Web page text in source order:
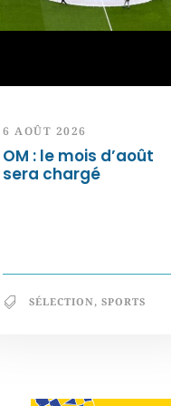
6 AOÛT 2026
OM : le mois d’août
sera chargé
SÉLECTION, SPORTS